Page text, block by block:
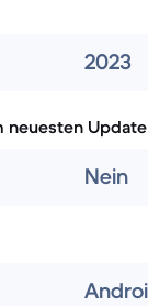
2023
neuesten Update
Nein